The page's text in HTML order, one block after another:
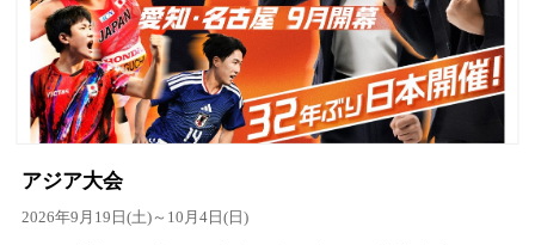
アジア大会
2026年9月19日(土)～10月4日(日)